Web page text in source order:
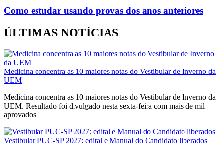
Como estudar usando provas dos anos anteriores
ÚLTIMAS NOTÍCIAS
Medicina concentra as 10 maiores notas do Vestibular de Inverno da
UEM
Medicina concentra as 10 maiores notas do Vestibular de Inverno da
UEM. Resultado foi divulgado nesta sexta-feira com mais de mil
aprovados.
Vestibular PUC-SP 2027: edital e Manual do Candidato liberados